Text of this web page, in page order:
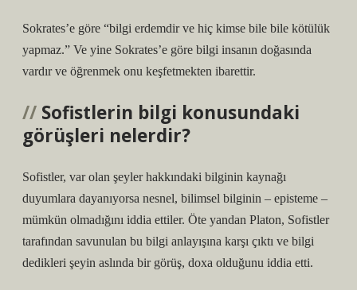
Sokrates’e göre “bilgi erdemdir ve hiç kimse bile bile kötülük
yapmaz.” Ve yine Sokrates’e göre bilgi insanın doğasında
vardır ve öğrenmek onu keşfetmekten ibarettir.
Sofistlerin bilgi konusundaki
görüşleri nelerdir?
Sofistler, var olan şeyler hakkındaki bilginin kaynağı
duyumlara dayanıyorsa nesnel, bilimsel bilginin – episteme –
mümkün olmadığını iddia ettiler. Öte yandan Platon, Sofistler
tarafından savunulan bu bilgi anlayışına karşı çıktı ve bilgi
dedikleri şeyin aslında bir görüş, doxa olduğunu iddia etti.